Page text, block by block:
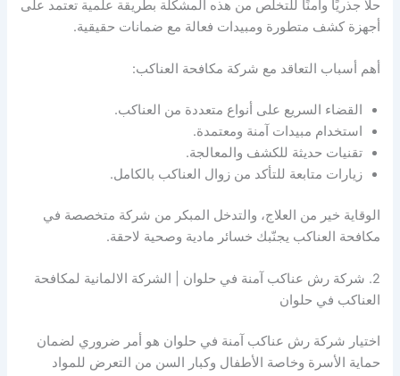
حلًا جذريًا وآمنًا للتخلص من هذه المشكلة بطريقة علمية تعتمد على
أجهزة كشف متطورة ومبيدات فعالة مع ضمانات حقيقية.
أهم أسباب التعاقد مع شركة مكافحة العناكب:
القضاء السريع على أنواع متعددة من العناكب.
استخدام مبيدات آمنة ومعتمدة.
تقنيات حديثة للكشف والمعالجة.
زيارات متابعة للتأكد من زوال العناكب بالكامل.
الوقاية خير من العلاج، والتدخل المبكر من شركة متخصصة في
مكافحة العناكب يجنّبك خسائر مادية وصحية لاحقة.
2. شركة رش عناكب آمنة في حلوان | الشركة الالمانية لمكافحة
العناكب في حلوان
اختيار شركة رش عناكب آمنة في حلوان هو أمر ضروري لضمان
حماية الأسرة وخاصة الأطفال وكبار السن من التعرض للمواد